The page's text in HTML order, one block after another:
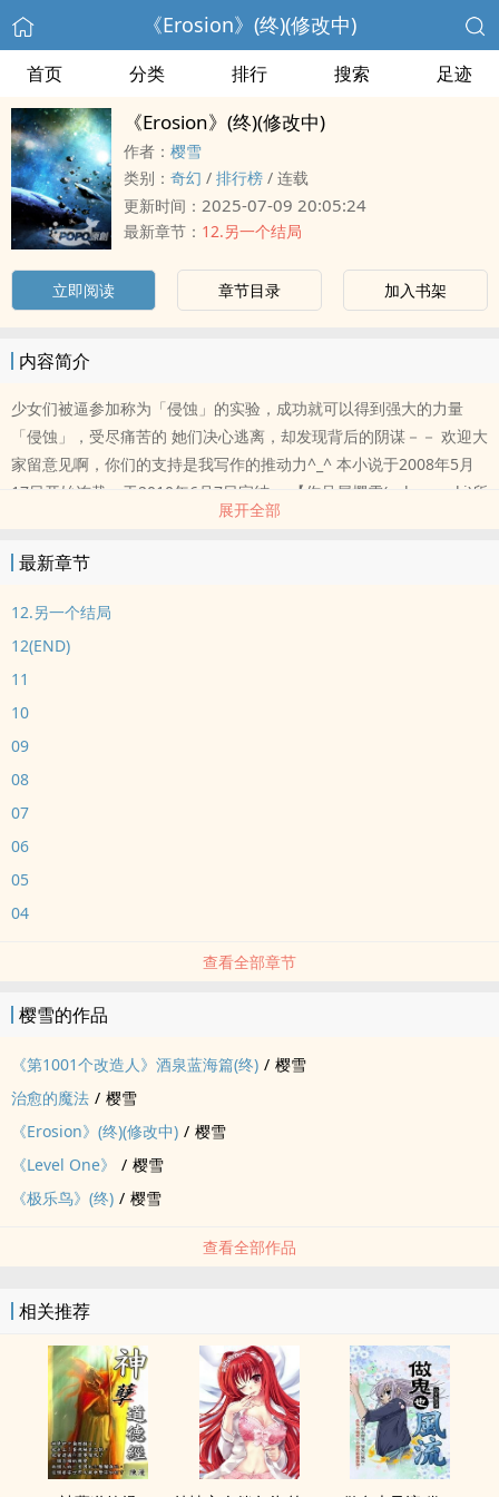
《Erosion》(终)(修改中)
首页 分类 排行 搜索 足迹
《Erosion》(终)(修改中)
作者： 樱雪
类别： 奇幻 / 排行榜 / 连载
更新时间： 2025-07-09 20:05:24
最新章节： 12.另一个结局
立即阅读 章节目录 加入书架
内容简介
少女们被逼参加称为「侵蚀」的实验，成功就可以得到强大的力量
「侵蚀」，受尽痛苦的 她们决心逃离，却发现背后的阴谋－－ 欢迎大
家留意见啊，你们的支持是我写作的推动力^_^ 本小说于2008年5月
17日开始连载，于2010年6月7日完结。 【作品属樱雪(sakurayuki)所
展开全部
最新章节
12.另一个结局
12(END)
11
10
09
08
07
06
05
04
查看全部章节
樱雪的作品
《第1001个改造人》酒泉蓝海篇(终) / 樱雪
治愈的魔法 / 樱雪
《Erosion》(终)(修改中) / 樱雪
《Level One》
/ 樱雪
《极乐鸟》(终) / 樱雪
查看全部作品
相关推荐